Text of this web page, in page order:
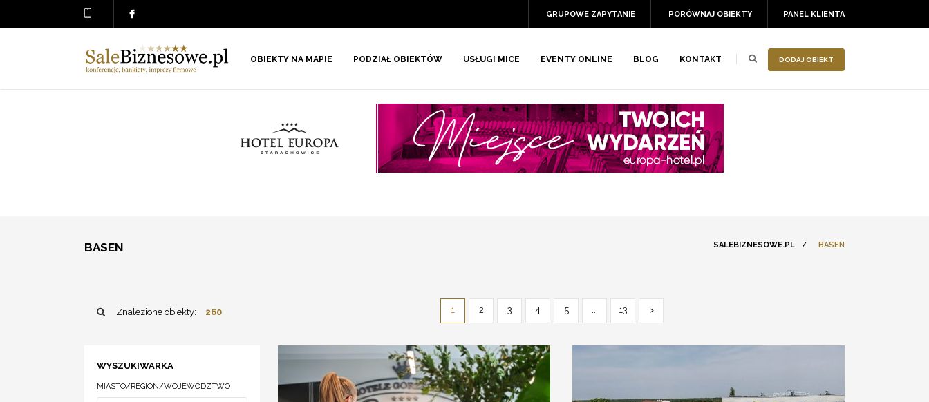
PANEL KLIENTA
PORÓWNAJ OBIEKTY
GRUPOWE ZAPYTANIE
DODAJ OBIEKT
OBIEKTY NA MAPIE PODZIAŁ OBIEKTÓW USŁUGI MICE EVENTY ONLINE BLOG KONTAKT
BASEN SALEBIZNESOWE.PL / BASEN
Znalezione obiekty: 260
WYSZUKIWARKA
MIASTO/REGION/WOJEWÓDZTWO
1 2 3 4 5 ... 13 >